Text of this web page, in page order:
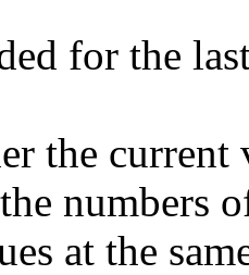
for the
the
numbers
at the